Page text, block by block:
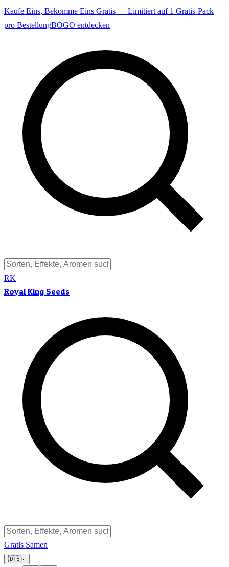
Kaufe Eins, Bekomme Eins Gratis — Limitiert auf 1 Gratis-Pack
pro BestellungBOGO entdecken
RK
Royal King Seeds
Gratis Samen
🇩🇪